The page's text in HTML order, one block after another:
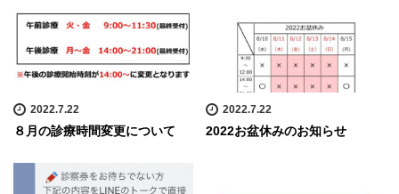
2022.7.22
８月の診療時間変更について
2022.7.22
2022お盆休みのお知らせ